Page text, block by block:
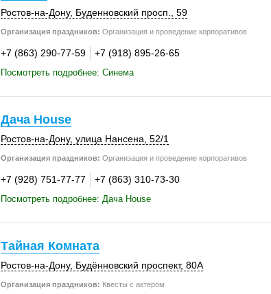
Ростов-на-Дону, Буденновский просп., 59
Организация праздников: Организация и проведение корпоративов
+7 (863) 290-77-59 +7 (918) 895-26-65
Посмотреть подробнее: Синема
Дача House
Ростов-на-Дону, улица Нансена 52/1
Организация праздников: Организация и проведение корпоративов
+7 (928) 751-77-77 +7 (863) 310-73-30
Посмотреть подробнее: Дача House
Тайная Комната
Ростов-на-Дону, Будённовский проспект, 80А
Организация праздников: Квесты с актером